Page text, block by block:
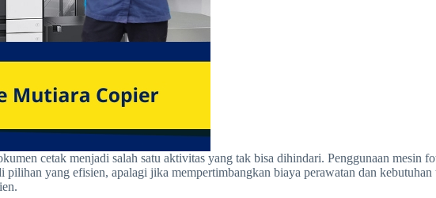
cetak menjadi salah satu aktivitas yang tak bisa dihindari. Penggunaan mesin
yang efisien, apalagi jika mempertimbangkan biaya perawatan dan